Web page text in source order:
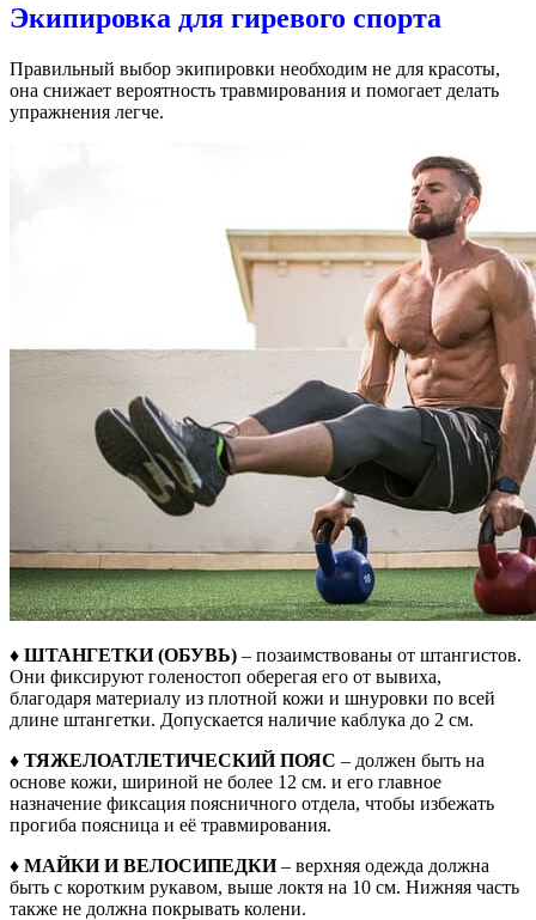
Экипировка для гиревого спорта
Правильный выбор экипировки необходим не для красоты,
она снижает вероятность травмирования и помогает делать
упражнения легче.
♦ ШТАНГЕТКИ (ОБУВЬ) – позаимствованы от штангистов.
Они фиксируют голеностоп оберегая его от вывиха,
благодаря материалу из плотной кожи и шнуровки по всей
длине штангетки. Допускается наличие каблука до 2 см.
♦ ТЯЖЕЛОАТЛЕТИЧЕСКИЙ ПОЯС – должен быть на
основе кожи, шириной не более 12 см. и его главное
назначение фиксация поясничного отдела, чтобы избежать
прогиба поясница и её травмирования.
♦ МАЙКИ И ВЕЛОСИПЕДКИ– верхняя одежда должна
быть с коротким рукавом, выше локтя на 10 см. Нижняя часть
также не должна покрывать колени.